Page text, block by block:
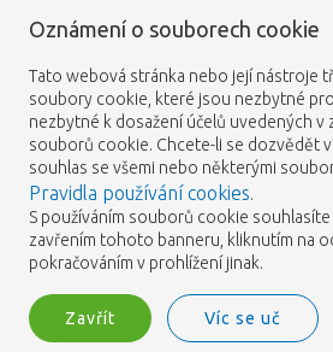
Oznámení o souborech cookie
Tato webová stránka nebo její nástroje
soubory cookie, které jsou nezbytné
nezbytné k dosažení účelů uvedených v
souborů cookie. Chcete-li se dozvědět
souhlas se všemi nebo některými
Pravidla používání cookies.
S používáním souborů cookie
zavřením tohoto banneru, kliknutím na
pokračováním v prohlížení jinak.
Zavřít Víc se uč